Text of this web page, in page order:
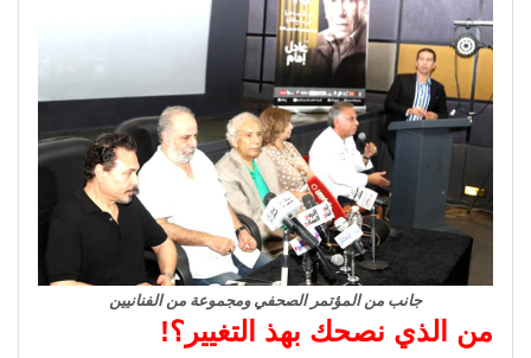
جانب من المؤتمر الصحفي ومجموعة من الفنانيين
من الذي نصحك بهذ التغيير؟!